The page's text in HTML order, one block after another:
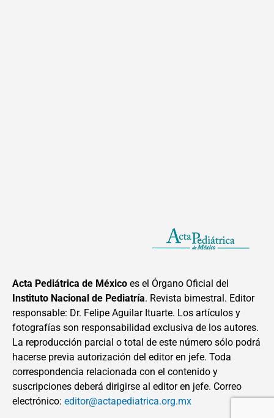
Acta Pediátrica de México es el Órgano Oficial del
Instituto Nacional de Pediatría. Revista bimestral. Editor
responsable: Dr. Felipe Aguilar Ituarte. Los artículos y
fotografías son responsabilidad exclusiva de los autores.
La reproducción parcial o total de este número sólo podrá
hacerse previa autorización del editor en jefe. Toda
correspondencia relacionada con el contenido y
suscripciones deberá dirigirse al editor en jefe. Correo
electrónico: editor@actapediatrica.org.mx